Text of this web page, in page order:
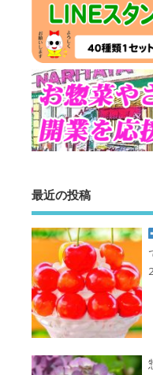
最近の投稿